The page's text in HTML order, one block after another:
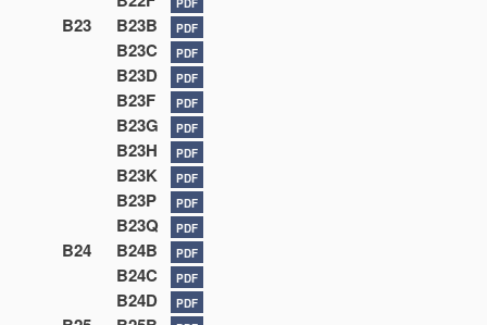
PDF
B23 B23B PDF
B23C PDF
B23D PDF
B23F PDF
B23G PDF
B23H PDF
B23K PDF
B23P PDF
B23Q PDF
B24 B24B PDF
B24C PDF
B24D PDF